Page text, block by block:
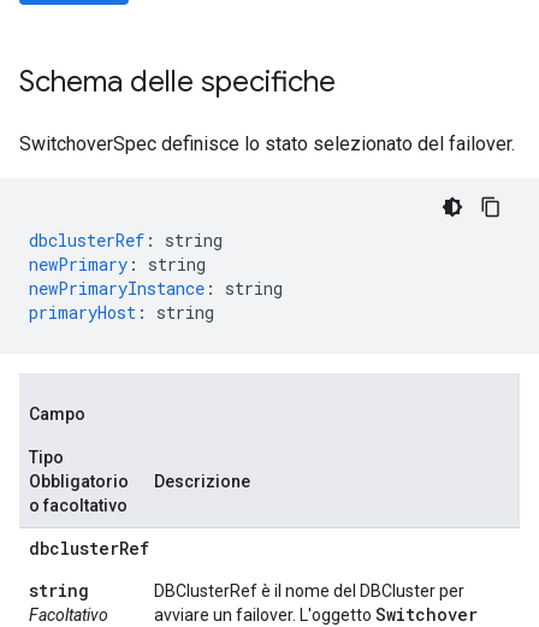
Schema delle specifiche
SwitchoverSpec definisce lo stato selezionato del failover.
dbclusterRef :
string
newPrimary :
string
newPrimaryInstance :
string
primaryHost : string
Campo
Tipo
Obbligatorio
o facoltativo
Descrizione
dbclusterRef
string
Facoltativo
DBClusterRef è il nome del DBCluster per
avviare un failover. L'oggetto Switchover